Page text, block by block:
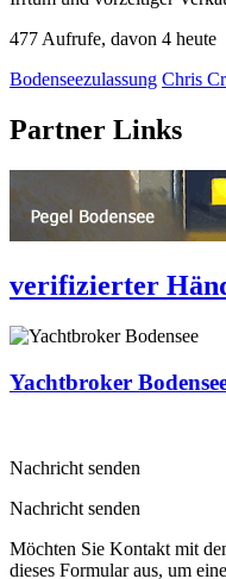
477 Aufrufe, davon 4 heute
Bodenseezulassung Chris
Partner Links
verifizierter
Yachtbroker
Nachricht senden
Nachricht senden
Möchten Sie Kontakt mit
dieses Formular aus, um